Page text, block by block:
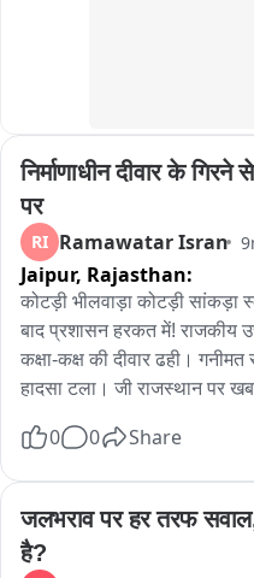
निर्माणाधीन दीवार के
पर
RI Ramawatar Isran
Jaipur, Rajasthan:
कोटड़ी भीलवाड़ा कोटड़ी सांकड़ा
बाद प्रशासन हरकत में! राजकीय
कक्षा-कक्ष की दीवार ढही।
हादसा टला। जी राजस्थान पर
हिस्से को जेसीबी से हटाकर गिराया
0 0 Share
जलभराव पर हर तरफ
है?